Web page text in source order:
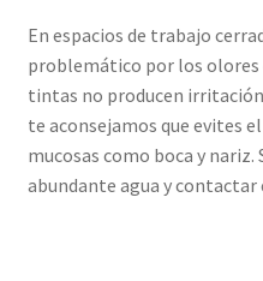
En espacios de trabajo
problemático por los olores
tintas no producen
te aconsejamos que evites
mucosas como boca y nariz.
abundante agua y contactar